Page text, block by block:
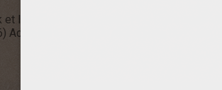
la mécanique du coeur (11)
Actualités Jack et la mécanique du coeur (3)